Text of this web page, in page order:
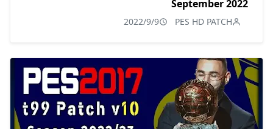
September 2022
PES HD PATCH
2022/9/9